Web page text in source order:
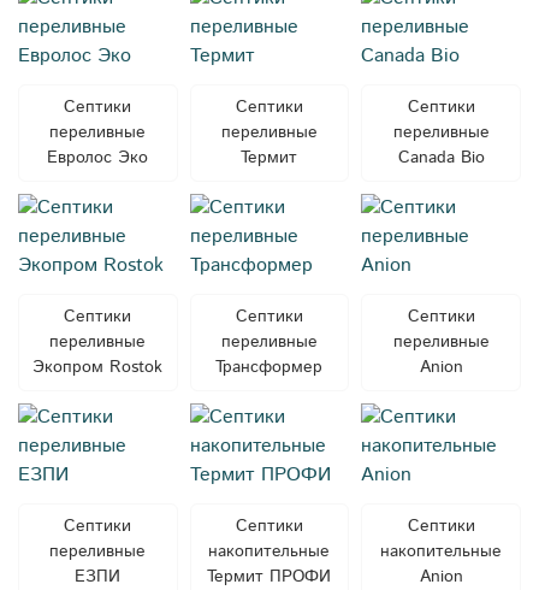
Септики
переливные
Евролос Эко
Септики
переливные
Термит
Септики
переливные
Canada Bio
Септики
переливные
Экопром Rostok
Септики
переливные
Трансформер
Септики
переливные
Anion
Септики
переливные
ЕЗПИ
Септики
накопительные
Термит ПРОФИ
Септики
накопительные
Anion